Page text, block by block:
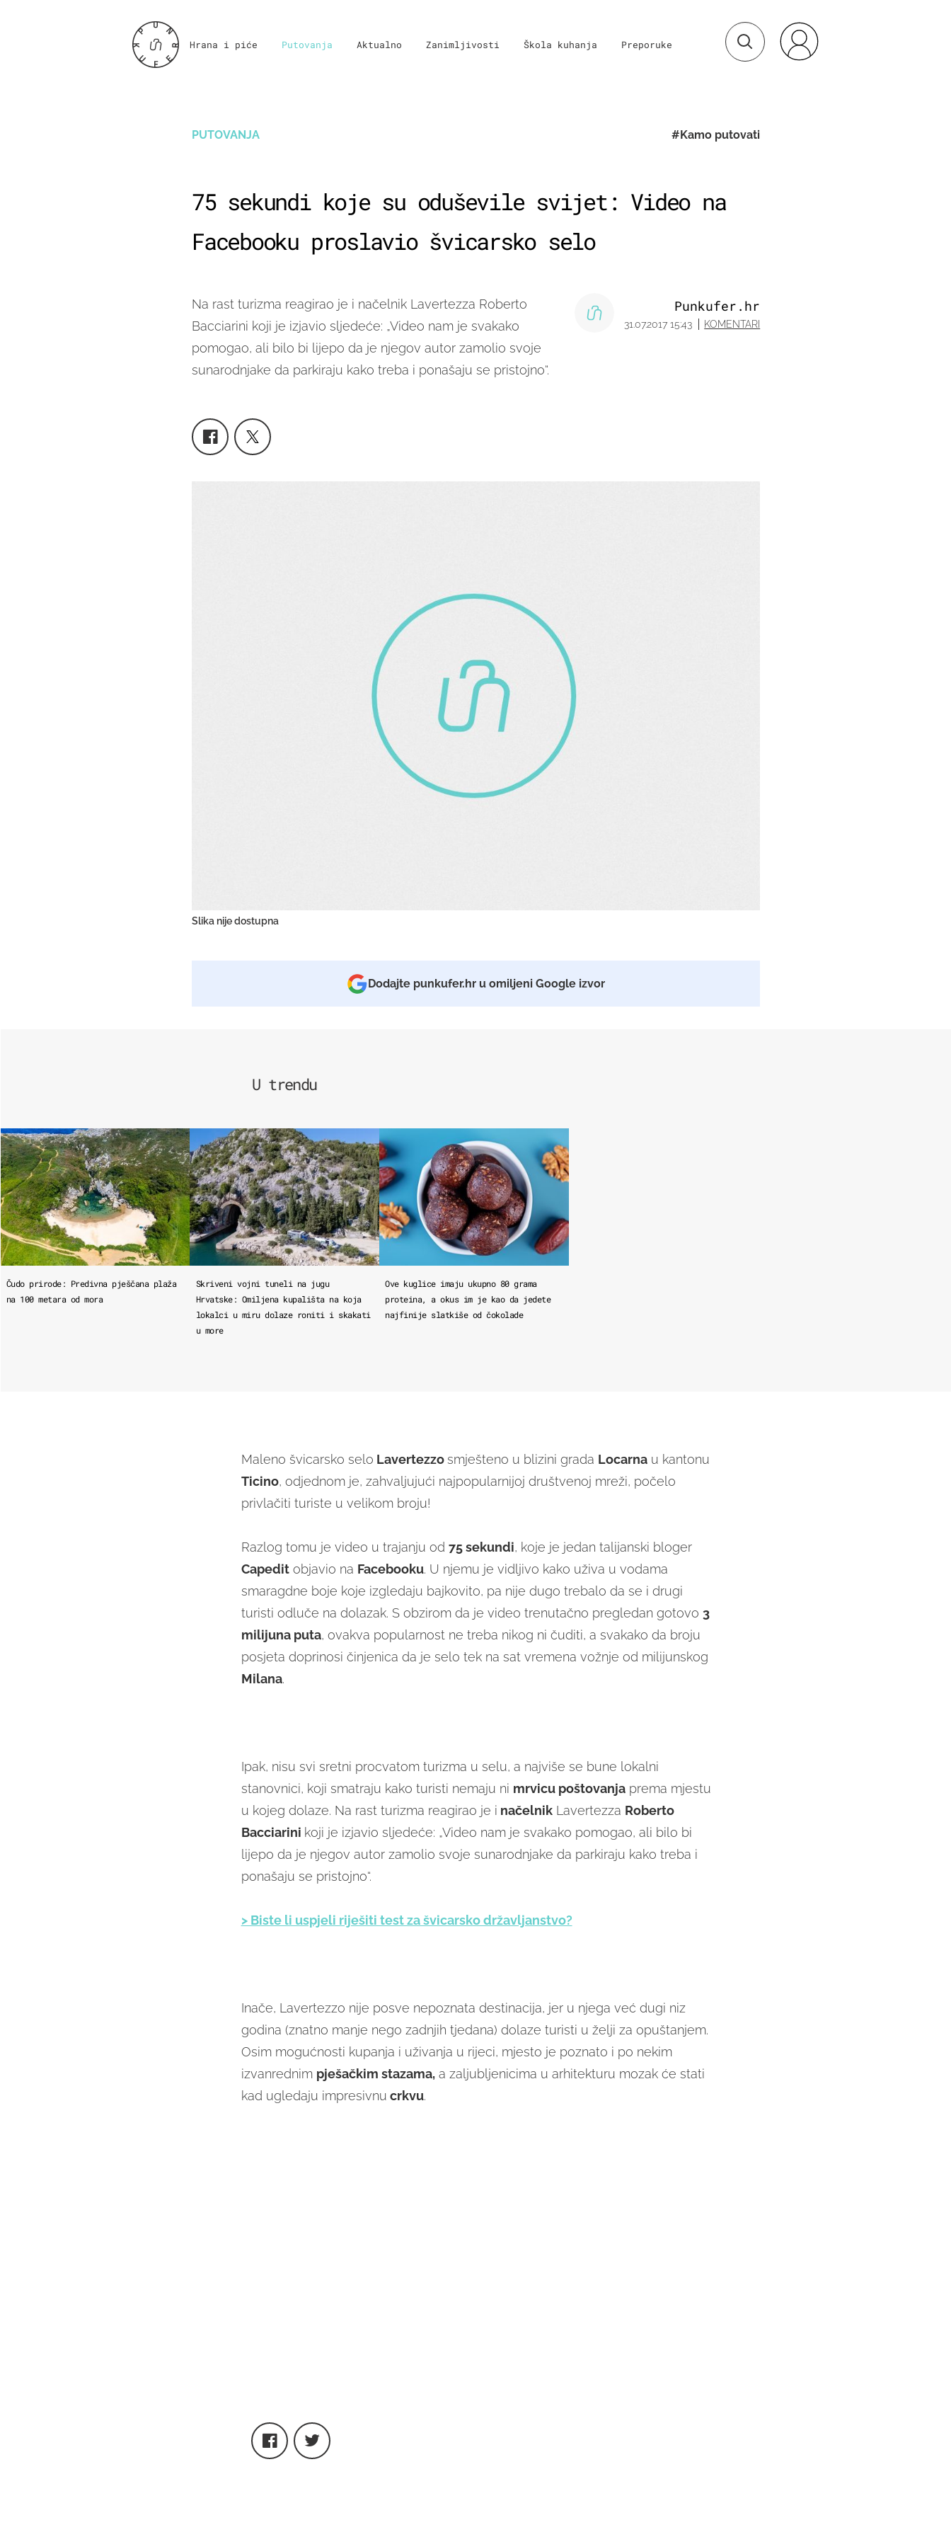
Hrana i piće Putovanja Aktualno Zanimljivosti Škola kuhanja Preporuke
PUTOVANJA #Kamo putovati
75 sekundi koje su oduševile svijet: Video na
Facebooku proslavio švicarsko selo
Na rast turizma reagirao je i načelnik Lavertezza Roberto
Bacciarini koji je izjavio sljedeće: „Video nam je svakako
pomogao, ali bilo bi lijepo da je njegov autor zamolio svoje
sunarodnjake da parkiraju kako treba i ponašaju se pristojno“.
Punkufer.hr
31.07.2017 15:43 KOMENTARI
Slika nije dostupna
Dodajte punkufer.hr u omiljeni Google izvor
U trendu
Čudo prirode: Predivna pješčana plaža
na 100 metara od mora
Skriveni vojni tuneli na jugu
Hrvatske: Omiljena kupališta na koja
lokalci u miru dolaze roniti i skakati
u more
Ove kuglice imaju ukupno 80 grama
proteina, a okus im je kao da jedete
najfinije slatkiše od čokolade
Maleno švicarsko selo Lavertezzosmješteno u blizini grada Locarnau kantonu
Ticino, odjednom je, zahvaljujući najpopularnijoj društvenoj mreži, počelo
privlačiti turiste u velikom broju!
Razlog tomu je video u trajanju od 75 sekundi, koje je jedan talijanski bloger
Capeditobjavio na Facebooku. U njemu je vidljivo kako uživa u vodama
smaragdne boje koje izgledaju bajkovito, pa nije dugo trebalo da se i drugi
turisti odluče na dolazak. S obzirom da je video trenutačno pregledan gotovo 3
milijuna puta, ovakva popularnost ne treba nikog ni čuditi, a svakako da broju
posjeta doprinosi činjenica da je selo tek na sat vremena vožnje od milijunskog
Milana.
Ipak, nisu svi sretni procvatom turizma u selu, a najviše se bune lokalni
stanovnici, koji smatraju kako turisti nemaju ni mrvicu poštovanjaprema mjestu
u kojeg dolaze. Na rast turizma reagirao je i načelnikLavertezza Roberto
Bacciarini koji je izjavio sljedeće: „Video nam je svakako pomogao, ali bilo bi
lijepo da je njegov autor zamolio svoje sunarodnjake da parkiraju kako treba i
ponašaju se pristojno“.
> Biste li uspjeli riješiti test za švicarsko državljanstvo?
Inače, Lavertezzo nije posve nepoznata destinacija, jer u njega već dugi niz
godina (znatno manje nego zadnjih tjedana) dolaze turisti u želji za opuštanjem.
Osim mogućnosti kupanja i uživanja u rijeci, mjesto je poznato i po nekim
izvanrednim pješačkim stazama,a zaljubljenicima u arhitekturu mozak će stati
kad ugledaju impresivnu crkvu.